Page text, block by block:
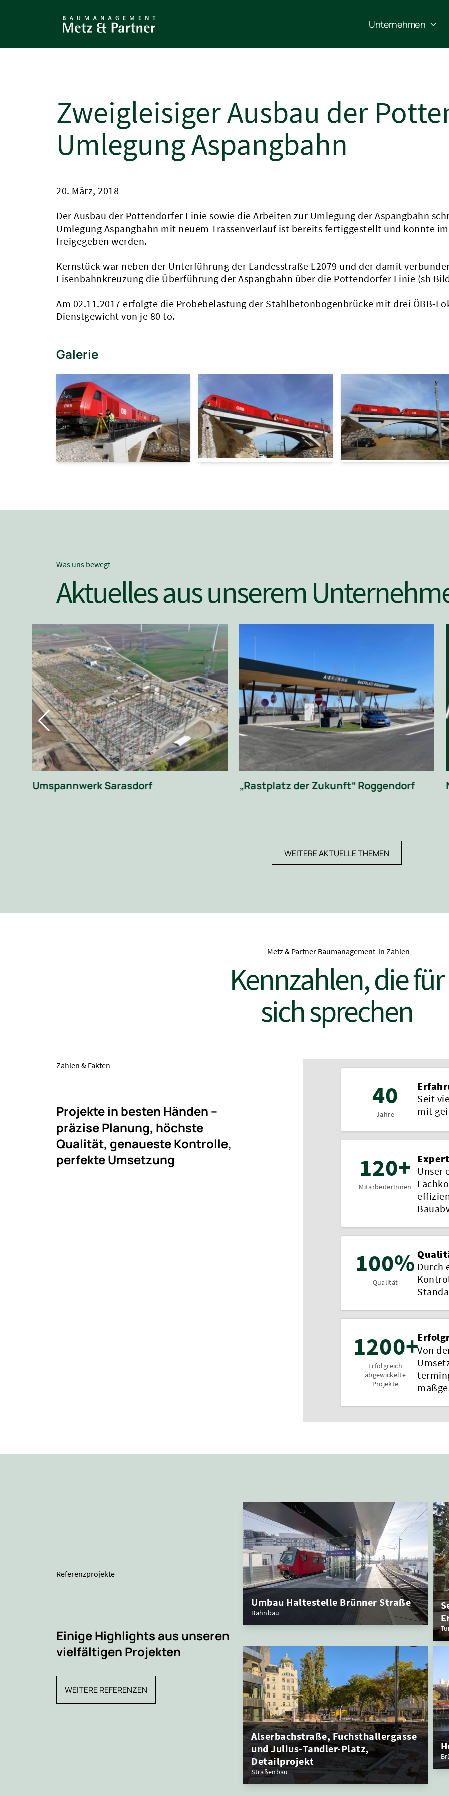
Unternehmen
Zweigleisiger Ausbau der
Umlegung Aspangbahn
20. März, 2018
Der Ausbau der Pottendorfer Linie sowie die Arbeiten zur Umlegung der Aspangbahn
Umlegung Aspangbahn mit neuem Trassenverlauf ist bereits fertiggestellt und konnte
freigegeben werden.
Kernstück war neben der Unterführung der Landesstraße L2079 und der damit
Eisenbahnkreuzung die Überführung der Aspangbahn über die Pottendorfer Linie (sh
Am 02.11.2017 erfolgte die Probebelastung der Stahlbetonbogenbrücke mit drei ÖBB-
Dienstgewicht von je 80 to.
Galerie
Was uns bewegt
Aktuelles aus unserem
Umspannwerk Sarasdorf „Rastplatz der Zukunft“ Roggendorf
WEITERE AKTUELLE THEMEN
Metz & Partner Baumanagement in Zahlen
Kennzahlen, die für
sich sprechen
Zahlen & Fakten
Projekte in besten Händen –
präzise Planung, höchste
Qualität, genaueste Kontrolle,
perfekte Umsetzung
40
Jahre
Seit
mit
120+
MitarbeiterInnen
Unser
100%
Qualität
Durch
1200+
Erfolgreich
abgewickelte
Projekte
Von
Referenzprojekte
Einige Highlights aus unseren
vielfältigen Projekten
WEITERE REFERENZEN
Umbau Haltestelle Brünner Straße
Bahnbau
Alserbachstraße, Fuchsthallergasse
und Julius-Tandler-Platz,
Detailprojekt
Straßenbau